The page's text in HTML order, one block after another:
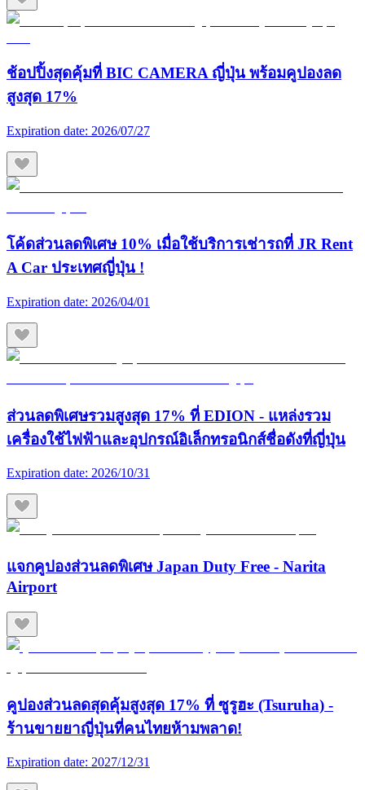
ช้อปปิ้งสุดคุ้มที่ BIC CAMERA ญี่ปุ่น พร้อมคูปองลด
สูงสุด 17%
Expiration date: 2026/07/27
โค้ดส่วนลดพิเศษ 10% เมื่อใช้บริการเช่ารถที่ JR Rent
A Car ประเทศญี่ปุ่น !
Expiration date: 2026/04/01
ส่วนลดพิเศษรวมสูงสุด 17% ที่ EDION - แหล่งรวม
เครื่องใช้ไฟฟ้าและอุปกรณ์อิเล็กทรอนิกส์ชื่อดังที่ญี่ปุ่น
Expiration date: 2026/10/31
แจกคูปองส่วนลดพิเศษ Japan Duty Free - Narita
Airport
คูปองส่วนลดสุดคุ้มสูงสุด 17% ที่ ซูรูฮะ (Tsuruha) -
ร้านขายยาญี่ปุ่นที่คนไทยห้ามพลาด!
Expiration date: 2027/12/31